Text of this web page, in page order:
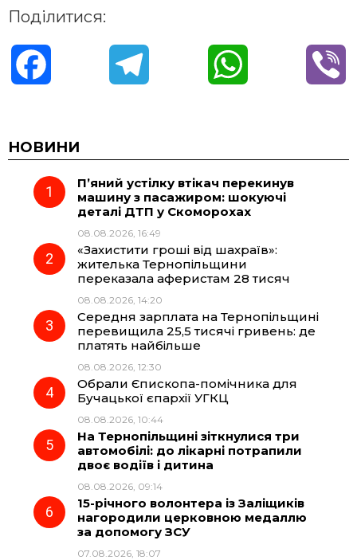
Поділитися:
c
e
o
k
e
g
r
a
m
t
НОВИНИ
П’яний устілку втікач перекинув
машину з пасажиром: шокуючі
деталі ДТП у Скоморохах
08.08.2026, 16:49
«Захистити гроші від шахраїв»:
жителька Тернопільщини
переказала аферистам 28 тисяч
08.08.2026, 14:20
Середня зарплата на Тернопільщині
перевищила 25,5 тисячі гривень: де
платять найбільше
08.08.2026, 12:30
Обрали Єпископа-помічника для
Бучацької єпархії УГКЦ
08.08.2026, 10:44
На Тернопільщині зіткнулися три
автомобілі: до лікарні потрапили
двоє водіїв і дитина
08.08.2026, 09:14
15-річного волонтера із Заліщиків
нагородили церковною медаллю
за допомогу ЗСУ
07.08.2026, 18:07